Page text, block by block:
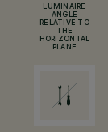
LUMINAIRE
ANGLE
RELATIVE TO
THE
HORIZONTAL
PLANE